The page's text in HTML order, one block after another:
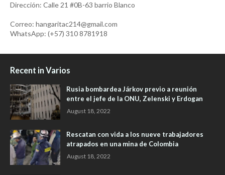
Dirección: Calle 21 #0B-63 barrio Blanco
Correo: hangaritac214@gmail.com
WhatsApp: (+57) 310 8781918
Recent in Varios
Rusia bombardea Járkov previo a reunión
entre el jefe de la ONU, Zelenski y Erdogan
August 18, 2022
Rescatan con vida a los nueve trabajadores
atrapados en una mina de Colombia
August 18, 2022